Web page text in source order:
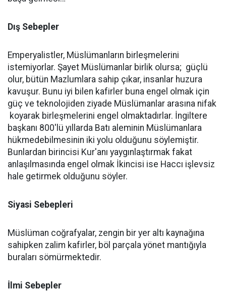
Dış Sebepler
Emperyalistler, Müslümanların birleşmelerini
istemiyorlar. Şayet Müslümanlar birlik olursa; güçlü
olur, bütün Mazlumlara sahip çıkar, insanlar huzura
kavuşur. Bunu iyi bilen kafirler buna engel olmak için
güç ve teknolojiden ziyade Müslümanlar arasına nifak
koyarak birleşmelerini engel olmaktadırlar. İngiltere
başkanı 800'lü yıllarda Batı aleminin Müslümanlara
hükmedebilmesinin iki yolu olduğunu söylemiştir.
Bunlardan birincisi Kur'anı yaygınlaştırmak fakat
anlaşılmasında engel olmak İkincisi ise Haccı işlevsiz
hale getirmek olduğunu söyler.
Siyasi Sebepleri
Müslüman coğrafyalar, zengin bir yer altı kaynağına
sahipken zalim kafirler, böl parçala yönet mantığıyla
buraları sömürmektedir.
İlmi Sebepler